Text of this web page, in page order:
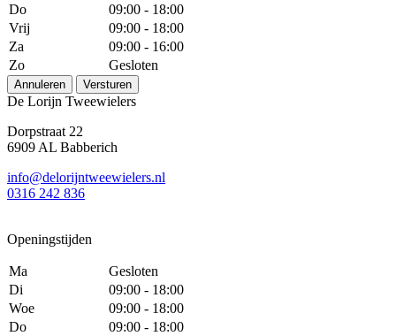
Do
09:00 - 18:00
Vrij
09:00 - 18:00
Za
09:00 - 16:00
Zo
Gesloten
Annuleren Versturen
De Lorijn Tweewielers
Dorpstraat 22
6909 AL Babberich
info@delorijntweewielers.nl
0316 242 836
Openingstijden
Ma
Gesloten
Di
09:00 - 18:00
Woe
09:00 - 18:00
Do
09:00 - 18:00